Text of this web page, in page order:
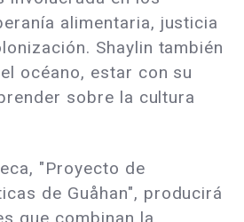
alimentaria, justicia
Shaylin también
océano, estar con su
sobre la cultura
"Proyecto de
de Guåhan", producirá